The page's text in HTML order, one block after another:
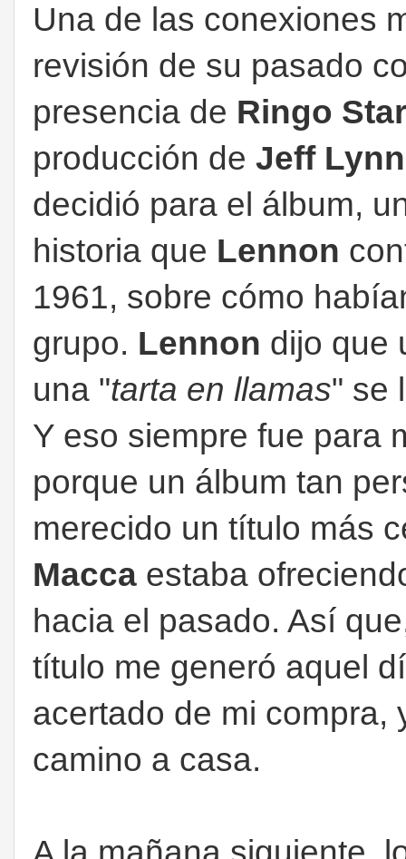
Una de las conexiones
revisión de su pasado
presencia de Ringo
producción de Jeff
decidió para el álbum,
historia que Lennon
1961, sobre cómo
grupo. Lennon dijo que
una "tarta en llamas" se
Y eso siempre fue para
porque un álbum tan
merecido un título más
Macca estaba
hacia el pasado. Así
título me generó aquel
acertado de mi compra,
camino a casa.